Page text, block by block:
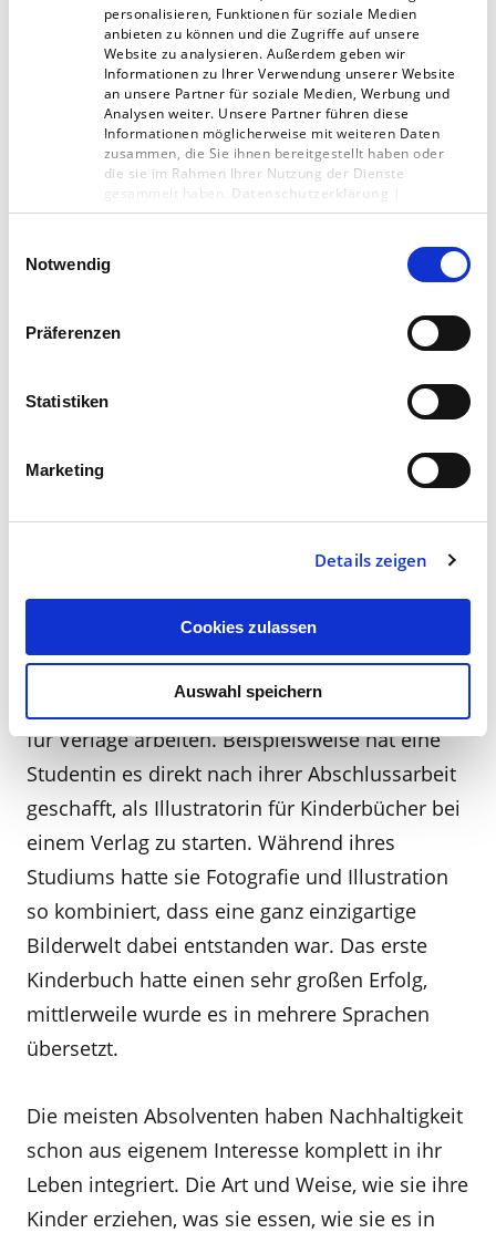
personalisieren, Funktionen für soziale Medien
anbieten zu können und die Zugriffe auf unsere
Website zu analysieren. Außerdem geben wir
Informationen zu Ihrer Verwendung unserer Website
an unsere Partner für soziale Medien, Werbung und
Analysen weiter. Unsere Partner führen diese
Informationen möglicherweise mit weiteren Daten
zusammen, die Sie ihnen bereitgestellt haben oder
die sie im Rahmen Ihrer Nutzung der Dienste
gesammelt haben. Datenschutzerklärung
Impressum
Notwendig
Präferenzen
Statistiken
Marketing
Details zeigen
Cookies zulassen
Auswahl speichern
Dabei stieß sie auf ein Unternehmen in den
USA und machte dort ein Praktikum.
Zusammen mit der Firma entwickelte sie ihre
Abschlussarbeit: Eine Matte, speziell für
Frühchen. Vorher war es so, dass Frühchen
hatte hingegen eine technische Matte
immer noch im Mutterbauch zu sein. Die Matte
wurde die Studentin vom Unternehmen
haben eine eigene Agentur. Andere arbeiten im
Design-Management und beraten
Im Bereich Illustration gibt es Absolventen, die
für Verlage arbeiten. Beispielsweise hat eine
Studentin es direkt nach ihrer Abschlussarbeit
geschafft, als Illustratorin für Kinderbücher bei
einem Verlag zu starten. Während ihres
Studiums hatte sie Fotografie und Illustration
so kombiniert, dass eine ganz einzigartige
Bilderwelt dabei entstanden war. Das erste
Kinderbuch hatte einen sehr großen Erfolg,
mittlerweile wurde es in mehrere Sprachen
übersetzt.
Die meisten Absolventen haben Nachhaltigkeit
schon aus eigenem Interesse komplett in ihr
Leben integriert. Die Art und Weise, wie sie ihre
Kinder erziehen, was sie essen, wie sie es in